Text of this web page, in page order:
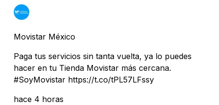
Movistar México
Paga tus servicios sin tanta vuelta, ya lo puedes
hacer en tu Tienda Movistar más cercana. ​
#SoyMovistar https://t.co/tPL57LFssy
hace 4 horas